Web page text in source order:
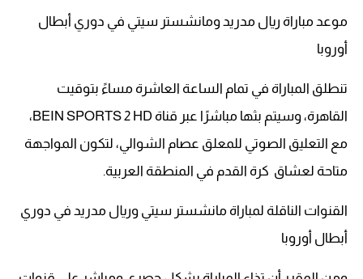
موعد مباراة ريال مدريد ومانشستر سيتي في دوري أبطال
أوروبا
تنطلق المباراة في تمام الساعة العاشرة مساءً بتوقيت
القاهرة، وسيتم بثها مباشرًا عبر قناة BEIN SPORTS 2 HD،
مع التعليق الصوتي للمعلق عصام الشوالي، لتكون المواجهة
متاحة لعشاق كرة القدم في المنطقة العربية.
القنوات الناقلة لمباراة مانشستر سيتي وريال مدريد في دوري
أبطال أوروبا